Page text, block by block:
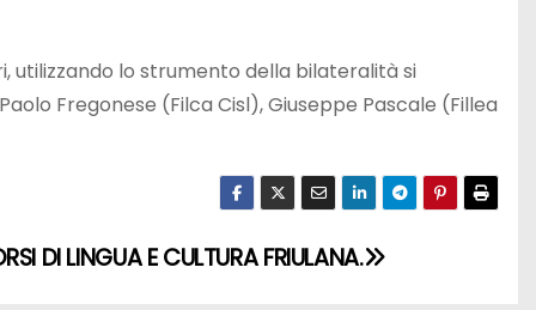
utilizzando lo strumento della bilateralità si
Fregonese (Filca Cisl), Giuseppe Pascale (Fillea
DI LINGUA E CULTURA FRIULANA.